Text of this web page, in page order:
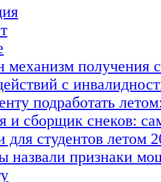
получения
с
подработать
и сборщик снеков:
для студентов летом
назвали признаки